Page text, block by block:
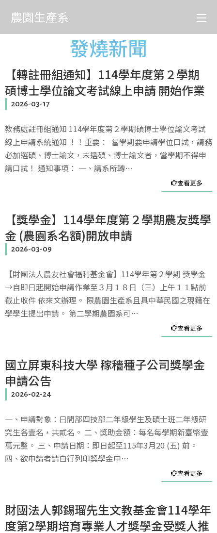
農園生產系
發燒新聞
【轉註冊組通知】114學年度第２學期
碩博士學位論文考試線上申請 開始作業
2026-03-17
教務處註冊組通知 114學年度第２學期碩博士學位論文考試
線上申請系統通知 ！！重要： 當學期要申請學位口試，請務
必加選碩、博士論文，未選碩、博士論文者，當學期不得申
請口試！ 通知事項： 一、請系所轉…
查看更多
【獎學金】114學年度第２學期農友獎學
金 (農園系名額)開放申請
2026-03-09
【財團法人農友社會福利基金會】114學年第２學期 獎學金
→自即日起開始申請作業至３月１８日（三）上午１１點前
截止收件 依來文辦理。 限農園生產系且具中華民國之現籍在
學學生提出申請。 第二學期農園系可…
查看更多
國立屏東科技大學 稼穡種子公司獎學金
申請公告
2026-02-24
一、申請對象：日間部四技部二年級學生及碩士班二年級研
究生各壹名，共貳名。 二、獎助金額：每名每學期新臺幣壹
萬元整。 三、申請日期：即日起至115年3月20 (五) 前。
四、欲申請者請自行列印獎學金申…
查看更多
財團法人郭錫瑠先生文教基金會114學年
度第2學期培育專業人才獎學金受獎人推